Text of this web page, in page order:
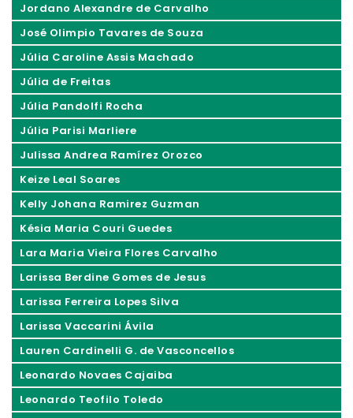
Jordano Alexandre de Carvalho
José Olimpio Tavares de Souza
Júlia Caroline Assis Machado
Júlia de Freitas
Júlia Pandolfi Rocha
Júlia Parisi Marliere
Julissa Andrea Ramírez Orozco
Keize Leal Soares
Kelly Johana Ramirez Guzman
Késia Maria Couri Guedes
Lara Maria Vieira Flores Carvalho
Larissa Berdine Gomes de Jesus
Larissa Ferreira Lopes Silva
Larissa Vaccarini Ávila
Lauren Cardinelli G. de Vasconcellos
Leonardo Novaes Cajaiba
Leonardo Teofilo Toledo